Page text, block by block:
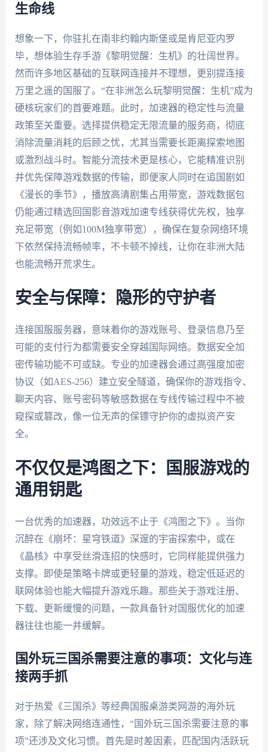
生命线
想象一下，你驻扎在南非约翰内斯堡或是肯尼亚内罗
毕，想体验生存手游《黎明觉醒：生机》的壮阔世界。
然而许多地区基础的互联网连接并不理想，更别提连接
万里之遥的国服了。“在非洲怎么玩黎明觉醒：生机”成为
硬核玩家们的首要难题。此时，加速器的稳定性与流量
政策至关重要。选择提供稳定无限流量的服务商，彻底
消除流量消耗的后顾之忧，尤其当需要长距离探索地图
或激烈战斗时。智能分流技术更是核心，它能精准识别
并优先保障游戏数据的传输，即便家人同时在追国剧如
《漫长的季节》，播放高清剧集占用带宽，游戏数据包
仍能通过精选回国影音游戏加速专线获得优先权，独享
充足带宽（例如100M独享带宽），确保在复杂网络环境
下依然保持流畅帧率，不卡顿不掉线，让你在非洲大陆
也能流畅开荒求生。
安全与保障：隐形的守护者
连接国服服务器，意味着你的游戏账号、登录信息乃至
可能的支付行为都需要安全穿越国际网络。数据安全加
密传输功能不可或缺。专业的加速器会通过高强度加密
协议（如AES-256）建立安全隧道，确保你的游戏指令、
聊天内容、账号密码等敏感数据在专线传输过程中不被
窥探或篡改，像一位无声的保镖守护你的虚拟资产安
全。
不仅仅是鸿图之下：国服游戏的
通用钥匙
一台优秀的加速器，功效远不止于《鸿图之下》。当你
沉醉在《崩坏：星穹铁道》深邃的宇宙探索中，或在
《晶核》中享受丝滑连招的快感时，它同样能提供强力
支撑。即使是策略卡牌或更轻量的游戏，稳定低延迟的
联网体验也能大幅提升游戏乐趣。那些关于游戏注册、
下载、更新缓慢的问题，一款具备针对国服优化的加速
器往往也能一并缓解。
国外玩三国杀需要注意的事项：文化与连
接两手抓
对于热爱《三国杀》等经典国服桌游类网游的海外玩
家，除了解决网络连通性，“国外玩三国杀需要注意的事
项”还涉及文化习惯。首先是时差因素，匹配国内活跃玩